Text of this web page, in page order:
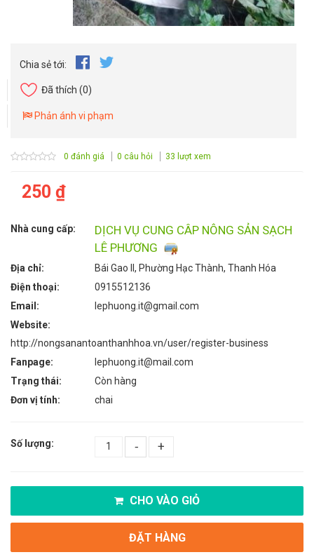
Chia sẻ tới:
Đã thích (0)
Phản ánh vi phạm
0 đánh giá 0 câu hỏi 33 lượt xem
250 ₫
Nhà cung cấp:
DỊCH VỤ CUNG CÂP NÔNG SẢN SẠCH
LÊ PHƯƠNG
Địa chỉ:
Bái Gao II, Phường Hạc Thành, Thanh Hóa
Điện thoại:
0915512136
Email:
lephuong.it@gmail.com
Website:
http://nongsanantoanthanhhoa.vn/user/register-business
Fanpage:
lephuong.it@mail.com
Trạng thái:
Còn hàng
Đơn vị tính:
chai
Số lượng: - +
CHO VÀO GIỎ
ĐẶT HÀNG